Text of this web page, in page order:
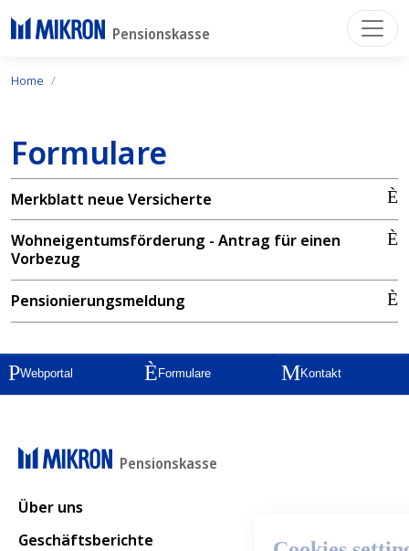
Pensionskasse
Home
Formulare
Merkblatt neue Versicherte
Wohneigentumsförderung - Antrag für einen
Vorbezug
Pensionierungsmeldung
Webportal Formulare Kontakt
Pensionskasse
Main navigation
Über uns
Geschäftsberichte